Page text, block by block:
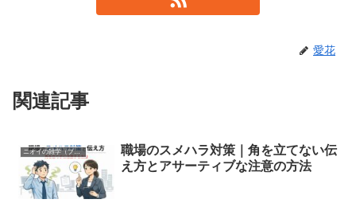
愛花
関連記事
ニオイの雑学（プルースト効果、心理的な影響）
職場のスメハラ対策｜角を立てない伝
え方とアサーティブな注意の方法